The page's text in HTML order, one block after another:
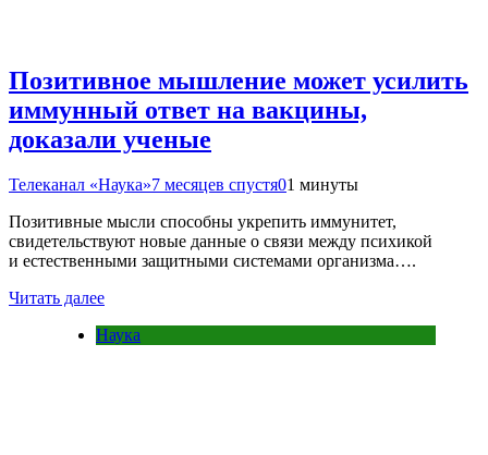
Позитивное мышление может усилить
иммунный ответ на вакцины,
доказали ученые
Телеканал «Наука»7 месяцев спустя01 минуты
Позитивные мысли способны укрепить иммунитет,
свидетельствуют новые данные о связи между психикой
и естественными защитными системами организма….
Читать далее
Наука